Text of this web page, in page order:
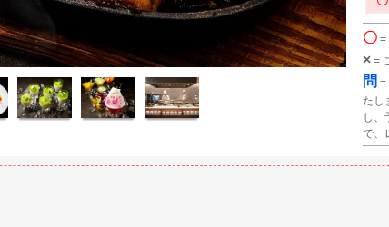
〇 =
× =
問 =
たし
し、
で、